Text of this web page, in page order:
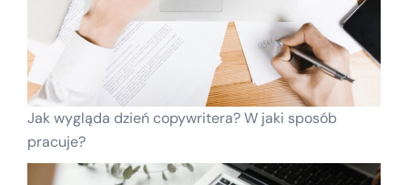
Jak wygląda dzień copywritera? W jaki sposób
pracuje?